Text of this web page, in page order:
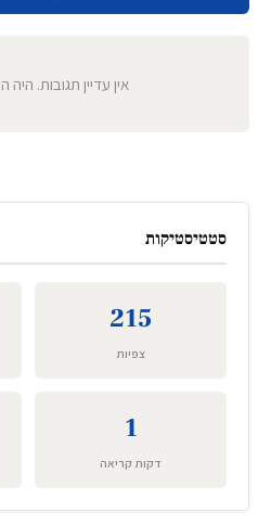
אין עדיין תגובות. היה
סטטיסטיקות
215
צפיות
1
דקות קריאה